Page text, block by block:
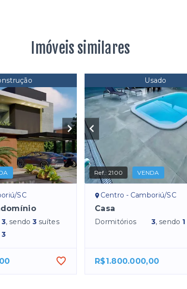
Imóveis similares
SC
3, sendo3 suítes
3
Usado
Ref.:2100 VENDA
Centro - Camboriú/SC
Casa
Dormitórios 3, sendo 1
R$1.800.000,00